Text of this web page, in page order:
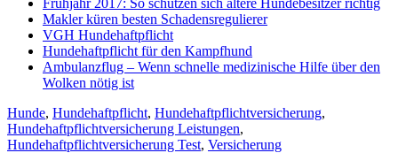
Makler küren besten Schadensregulierer
VGH Hundehaftpflicht
Hundehaftpflicht für den Kampfhund
Ambulanzflug – Wenn schnelle medizinische Hilfe über den
Wolken nötig ist
Hunde, Hundehaftpflicht, Hundehaftpflichtversicherung,
Hundehaftpflichtversicherung Leistungen,
Hundehaftpflichtversicherung Test, Versicherung